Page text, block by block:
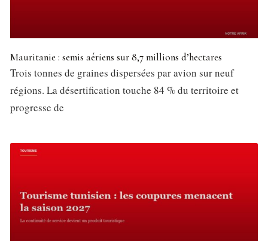
Mauritanie : semis aériens sur 8,7 millions d’hectares
Trois tonnes de graines dispersées par avion sur neuf
régions. La désertification touche 84 % du territoire et
progresse de